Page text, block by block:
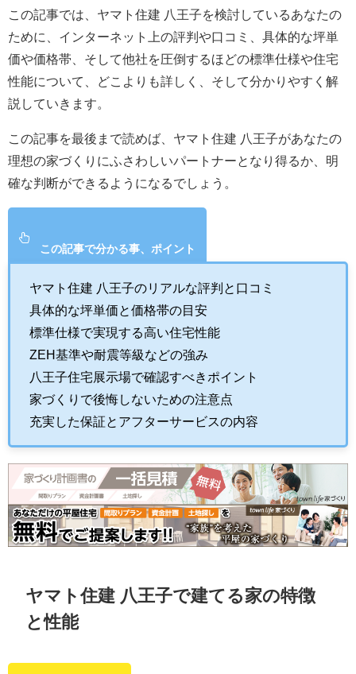
この記事では、ヤマト住建 八王子を検討しているあなたの
ために、インターネット上の評判や口コミ、具体的な坪単
価や価格帯、そして他社を圧倒するほどの標準仕様や住宅
性能について、どこよりも詳しく、そして分かりやすく解
説していきます。
この記事を最後まで読めば、ヤマト住建 八王子があなたの
理想の家づくりにふさわしいパートナーとなり得るか、明
確な判断ができるようになるでしょう。
この記事で分かる事、ポイント
ヤマト住建 八王子のリアルな評判と口コミ
具体的な坪単価と価格帯の目安
標準仕様で実現する高い住宅性能
ZEH基準や耐震等級などの強み
八王子住宅展示場で確認すべきポイント
家づくりで後悔しないための注意点
充実した保証とアフターサービスの内容
ヤマト住建 八王子で建てる家の特徴
と性能